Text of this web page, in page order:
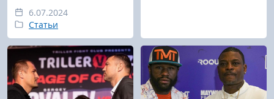
6.07.2024
Статьи